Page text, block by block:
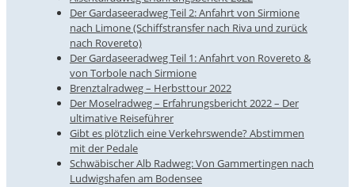
Der Gardaseeradweg Teil 2: Anfahrt von Sirmione
nach Limone (Schiffstransfer nach Riva und zurück
nach Rovereto)
Der Gardaseeradweg Teil 1: Anfahrt von Rovereto &
von Torbole nach Sirmione
Brenztalradweg – Herbsttour 2022
Der Moselradweg – Erfahrungsbericht 2022 – Der
ultimative Reiseführer
Gibt es plötzlich eine Verkehrswende? Abstimmen
mit der Pedale
Schwäbischer Alb Radweg: Von Gammertingen nach
Ludwigshafen am Bodensee